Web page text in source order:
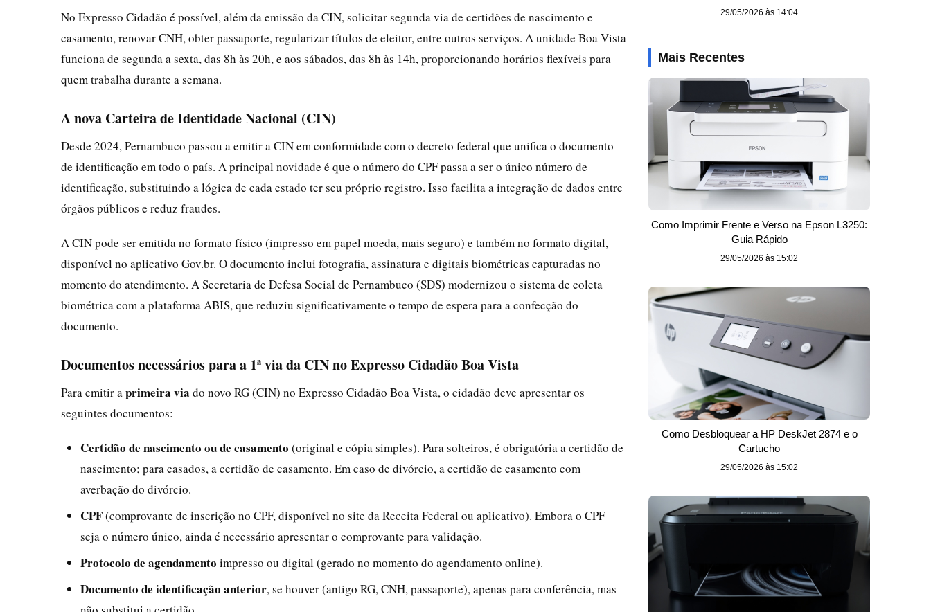
No Expresso Cidadão é possível, além da emissão da CIN, solicitar segunda via de certidões de nascimento e
casamento, renovar CNH, obter passaporte, regularizar títulos de eleitor, entre outros serviços. A unidade Boa Vista
funciona de segunda a sexta, das 8h às 20h, e aos sábados, das 8h às 14h, proporcionando horários flexíveis para
quem trabalha durante a semana.
A nova Carteira de Identidade Nacional (CIN)
Desde 2024, Pernambuco passou a emitir a CIN em conformidade com o decreto federal que unifica o documento
de identificação em todo o país. A principal novidade é que o número do CPF passa a ser o único número de
identificação, substituindo a lógica de cada estado ter seu próprio registro. Isso facilita a integração de dados entre
órgãos públicos e reduz fraudes.
A CIN pode ser emitida no formato físico (impresso em papel moeda, mais seguro) e também no formato digital,
disponível no aplicativo Gov.br. O documento inclui fotografia, assinatura e digitais biométricas capturadas no
momento do atendimento. A Secretaria de Defesa Social de Pernambuco (SDS) modernizou o sistema de coleta
biométrica com a plataforma ABIS, que reduziu significativamente o tempo de espera para a confecção do
documento.
Documentos necessários para a 1ª via da CIN no Expresso Cidadão Boa Vista
Para emitir a primeira via do novo RG (CIN) no Expresso Cidadão Boa Vista, o cidadão deve apresentar os
seguintes documentos:
Certidão de nascimento ou de casamento (original e cópia simples). Para solteiros, é obrigatória a certidão de
nascimento; para casados, a certidão de casamento. Em caso de divórcio, a certidão de casamento com
averbação do divórcio.
CPF(comprovante de inscrição no CPF, disponível no site da Receita Federal ou aplicativo). Embora o CPF
seja o número único, ainda é necessário apresentar o comprovante para validação.
Protocolo de agendamento impresso ou digital (gerado no momento do agendamento online).
Documento de identificação anterior, se houver (antigo RG, CNH, passaporte), apenas para conferência, mas
29/05/2026 às 14:04
Mais Recentes
Como Imprimir Frente e Verso na Epson L3250:
Guia Rápido
29/05/2026 às 15:02
Como Desbloquear a HP DeskJet 2874 e o
Cartucho
29/05/2026 às 15:02